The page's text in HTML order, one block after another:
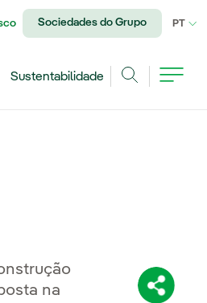
Sociedades do Grupo PT
Sustentabilidade
na